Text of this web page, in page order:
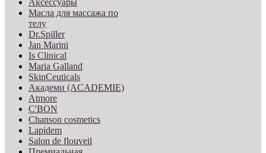
Аксессуары
Масла для массажа по
телу
Dr.Spiller
Jan Marini
Is Clinical
Maria Galland
SkinCeuticals
Академи (ACADEMIE)
Atmore
C'BON
Chanson cosmetics
Lapidem
Salon de flouveil